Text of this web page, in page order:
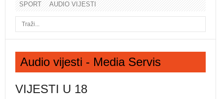
SPORT
AUDIO VIJESTI
Audio vijesti - Media Servis
VIJESTI U 18
Lozinka
Zaboravili ste lozinku?